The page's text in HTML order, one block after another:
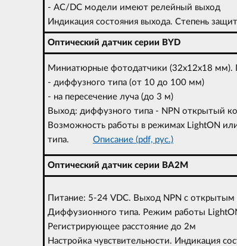
- AC/DC модели имеют релейный выход
Индикация состояния выхода. Степень
Оптический датчик серии BYD
Миниатюрные фотодатчики (32х12х18 мм).
- диффузного типа (от 10 до 100 мм)
- на пересечение луча (до 3 м)
Выход: диффузного типа - NPN открытый
Возможность работы в режимах LightON
типа. Описание (pdf, рус.)
Оптический датчик серии BA2M
Питание: 5-24 VDC. Выход NPN с
Диффузионного типа. Режим работы
Регистрирующее расстояние до 2м
Настройка чувствительности. Индикация